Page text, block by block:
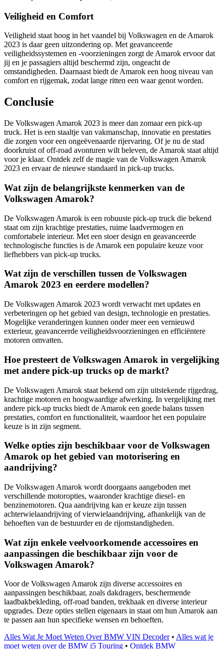
Veiligheid en Comfort
Veiligheid staat hoog in het vaandel bij Volkswagen en de Amarok
2023 is daar geen uitzondering op. Met geavanceerde
veiligheidssystemen en -voorzieningen zorgt de Amarok ervoor dat
jij en je passagiers altijd beschermd zijn, ongeacht de
omstandigheden. Daarnaast biedt de Amarok een hoog niveau van
comfort en rijgemak, zodat lange ritten een waar genot worden.
Conclusie
De Volkswagen Amarok 2023 is meer dan zomaar een pick-up
truck. Het is een staaltje van vakmanschap, innovatie en prestaties
die zorgen voor een ongeëvenaarde rijervaring. Of je nu de stad
doorkruist of off-road avonturen wilt beleven, de Amarok staat altijd
voor je klaar. Ontdek zelf de magie van de Volkswagen Amarok
2023 en ervaar de nieuwe standaard in pick-up trucks.
Wat zijn de belangrijkste kenmerken van de
Volkswagen Amarok?
De Volkswagen Amarok is een robuuste pick-up truck die bekend
staat om zijn krachtige prestaties, ruime laadvermogen en
comfortabele interieur. Met een stoer design en geavanceerde
technologische functies is de Amarok een populaire keuze voor
liefhebbers van pick-up trucks.
Wat zijn de verschillen tussen de Volkswagen
Amarok 2023 en eerdere modellen?
De Volkswagen Amarok 2023 wordt verwacht met updates en
verbeteringen op het gebied van design, technologie en prestaties.
Mogelijke veranderingen kunnen onder meer een vernieuwd
exterieur, geavanceerde veiligheidsvoorzieningen en efficiëntere
motoren omvatten.
Hoe presteert de Volkswagen Amarok in vergelijking
met andere pick-up trucks op de markt?
De Volkswagen Amarok staat bekend om zijn uitstekende rijgedrag,
krachtige motoren en hoogwaardige afwerking. In vergelijking met
andere pick-up trucks biedt de Amarok een goede balans tussen
prestaties, comfort en functionaliteit, waardoor het een populaire
keuze is in zijn segment.
Welke opties zijn beschikbaar voor de Volkswagen
Amarok op het gebied van motorisering en
aandrijving?
De Volkswagen Amarok wordt doorgaans aangeboden met
verschillende motoropties, waaronder krachtige diesel- en
benzinemotoren. Qua aandrijving kan er keuze zijn tussen
achterwielaandrijving of vierwielaandrijving, afhankelijk van de
behoeften van de bestuurder en de rijomstandigheden.
Wat zijn enkele veelvoorkomende accessoires en
aanpassingen die beschikbaar zijn voor de
Volkswagen Amarok?
Voor de Volkswagen Amarok zijn diverse accessoires en
aanpassingen beschikbaar, zoals dakdragers, beschermende
laadbakbekleding, off-road banden, trekhaak en diverse interieur
upgrades. Deze opties stellen eigenaars in staat om hun Amarok aan
te passen aan hun specifieke wensen en behoeften.
Alles Wat Je Moet Weten Over BMW VIN Decoder• Alles wat je
moet weten over de BMW i5 Touring • Ontdek BMW